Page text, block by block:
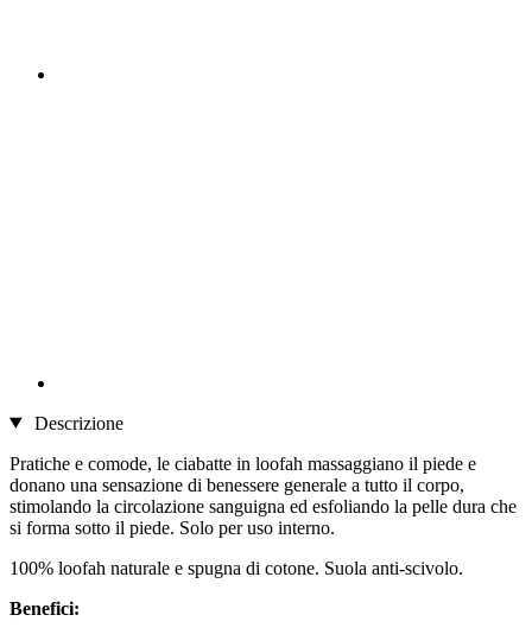
Descrizione
Pratiche e comode, le ciabatte in loofah massaggiano il piede e
donano una sensazione di benessere generale a tutto il corpo,
stimolando la circolazione sanguigna ed esfoliando la pelle dura che
si forma sotto il piede. Solo per uso interno.
100% loofah naturale e spugna di cotone. Suola anti-scivolo.
Benefici: